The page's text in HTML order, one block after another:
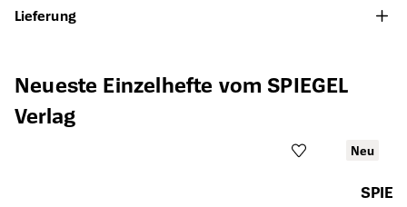
Lieferung
Produktgalerie überspringen
Neueste Einzelhefte vom SPIEGEL
Verlag
Neu